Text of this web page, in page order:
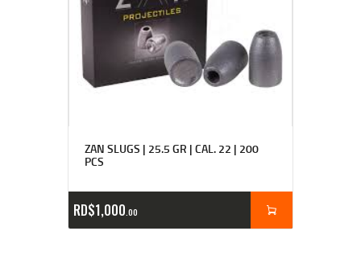
ZAN SLUGS | 25.5 GR | CAL. 22 | 200
PCS
RD$1,000 00